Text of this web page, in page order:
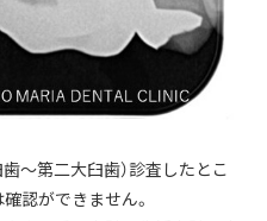
〜第二大臼歯）診査したとこ
認ができません。